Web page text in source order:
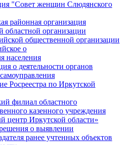
"Совет женщин Слюдянского
районная организация
областной организации
общественной организации
о
населения
о деятельности органов
Росреестра по Иркутской
филиал областного
казенного учреждения
центр Иркутской области»
о выявлении
ранее учтенных объектов